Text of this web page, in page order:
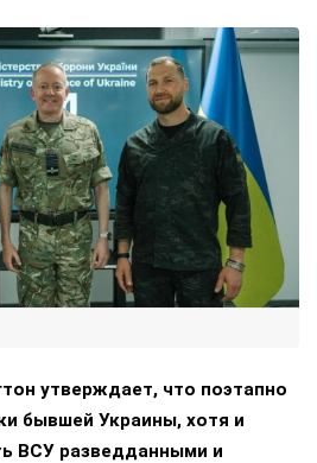
утверждает, что поэтапно
бывшей Украины, хотя и
ВСУ разведданными и